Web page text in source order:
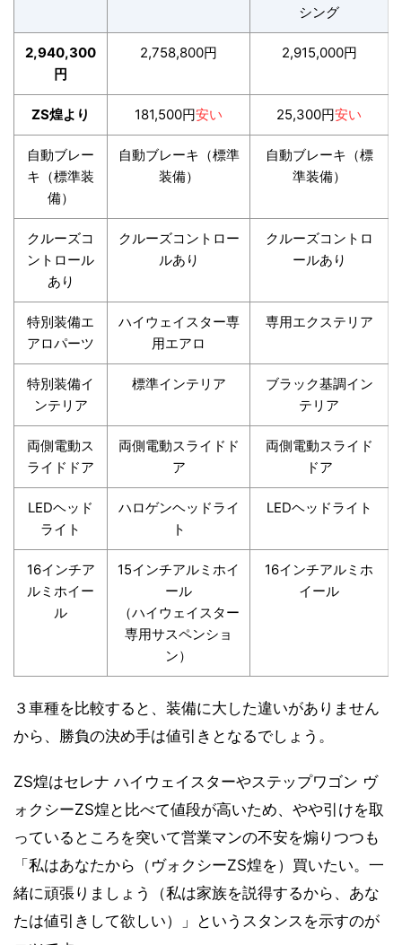
シング
2,940,300
円
2,758,800円 2,915,000円
ZS煌より 181,500円安い 25,300円安い
自動ブレー
キ（標準装
備）
自動ブレーキ（標準
装備）
自動ブレーキ（標
準装備）
クルーズコ
ントロール
あり
クルーズコントロー
ルあり
クルーズコントロ
ールあり
特別装備エ
アロパーツ
ハイウェイスター専
用エアロ
専用エクステリア
特別装備イ
ンテリア
標準インテリア
ブラック基調イン
テリア
両側電動ス
ライドドア
両側電動スライドド
ア
両側電動スライド
ドア
LEDヘッド
ライト
ハロゲンヘッドライ
ト
LEDヘッドライト
16インチア
ルミホイー
ル
15インチアルミホイ
ール
（ハイウェイスター
専用サスペンショ
ン）
16インチアルミホ
イール
３車種を比較すると、装備に大した違いがありません
から、勝負の決め手は値引きとなるでしょう。
ZS煌はセレナ ハイウェイスターやステップワゴン ヴ
ォクシーZS煌と比べて値段が高いため、やや引けを取
っているところを突いて営業マンの不安を煽りつつも
「私はあなたから（ヴォクシーZS煌を）買いたい。一
緒に頑張りましょう（私は家族を説得するから、あな
たは値引きして欲しい）」というスタンスを示すのが